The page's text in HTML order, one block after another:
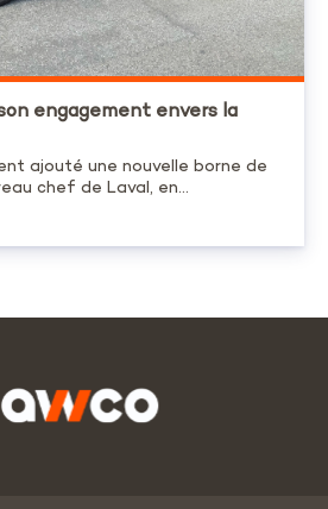
engagement envers la
ajouté une nouvelle borne de
chef de Laval, en...